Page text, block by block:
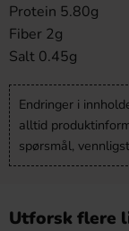
Protein 5.80g
Fiber 2g
Salt 0.45g
Endringer i
alltid
spørsmål,
Utforsk flere